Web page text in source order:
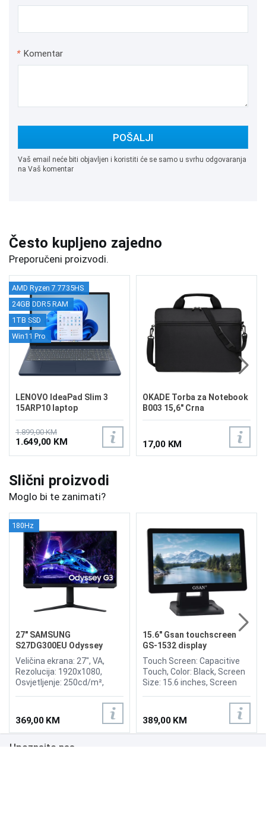
* Komentar
POŠALJI
Vaš email neće biti objavljen i koristiti će se samo u svrhu odgovaranja
na Vaš komentar
Često kupljeno zajedno
Preporučeni proizvodi.
AMD Ryzen 7 7735HS
24GB DDR5 RAM
1TB SSD
Win11 Pro
LENOVO IdeaPad Slim 3
15ARP10 laptop
83K700BUSCW
1.899,00 KM
1.649,00 KM
OKADE Torba za Notebook
B003 15,6" Crna
17,00 KM
Slični proizvodi
Moglo bi te zanimati?
180Hz
27" SAMSUNG
S27DG300EU Odyssey
Gaming G3 180Hz Display
Veličina ekrana: 27", VA,
Rezolucija: 1920x1080,
Osvjetljenje: 250cd/m²,
FreeSync, Kontrast: 3.000:1,
Priključci: HDMI 1.4,
DisplayPort 1.4
369,00 KM
15.6" Gsan touchscreen
GS-1532 display
Touch Screen: Capacitive
Touch, Color: Black, Screen
Size: 15.6 inches, Screen
H150°/V130°, Brightness:
Resolution): 1366*768, Input
Power: 12V, 3.0A, Input
389,00 KM
Upoznajte nas